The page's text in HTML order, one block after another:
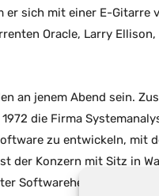
er sich mit einer E-Gitarre
Oracle, Larry
an jenem Abend sein.
die Firma
zu entwickeln, mit
der Konzern mit Sitz in
Softwarehersteller.